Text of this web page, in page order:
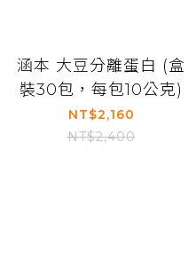
涵本 大豆分離蛋白 (盒
裝30包，每包10公克)
NT$2,160
NT$2,400